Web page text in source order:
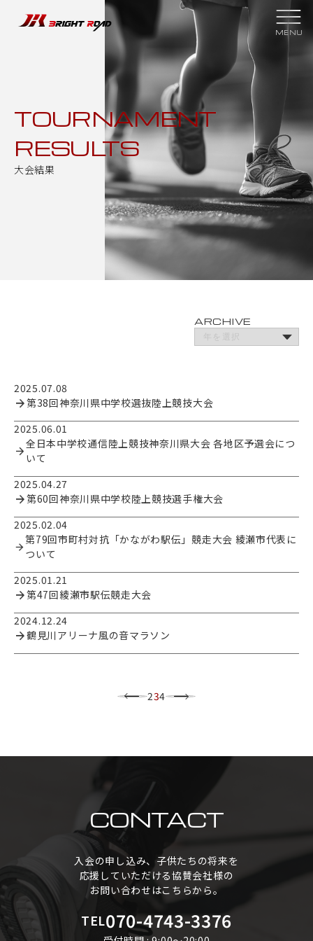
スクールについて
クラブ紹介
スクール理念
スケジュール
指導者紹介
大会結果
スクールプラン
スポンサー
メンバーページ
入会申し込み
お問い合わせ
TOURNAMENT
RESULTS
大会結果
ARCHIVE
2025.07.08
第38回神奈川県中学校選抜陸上競技大会
2025.06.01
全日本中学校通信陸上競技神奈川県大会 各地区予選会につ
いて
2025.04.27
第60回神奈川県中学校陸上競技選手権大会
2025.02.04
第79回市町村対抗「かながわ駅伝」競走大会 綾瀬市代表に
ついて
2025.01.21
第47回綾瀬市駅伝競走大会
2024.12.24
鶴見川アリーナ風の音マラソン
234
CONTACT
入会の申し込み、子供たちの将来を
応援していただける協賛会社様の
お問い合わせはこちらから。
TEL070-4743-3376